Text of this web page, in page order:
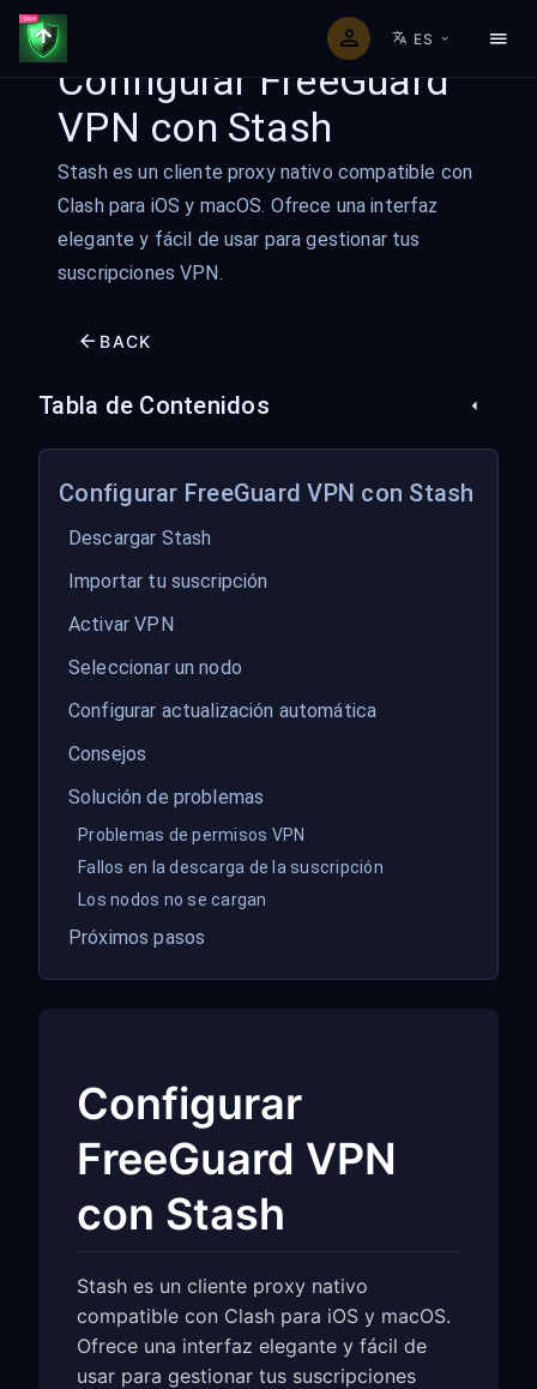
ES
Configurar FreeGuard
VPN con Stash
Stash es un cliente proxy nativo compatible con
Clash para iOS y macOS. Ofrece una interfaz
elegante y fácil de usar para gestionar tus
suscripciones VPN.
BACK
Tabla de Contenidos
Configurar FreeGuard VPN con Stash
Descargar Stash
Importar tu suscripción
Activar VPN
Seleccionar un nodo
Configurar actualización automática
Consejos
Solución de problemas
Problemas de permisos VPN
Fallos en la descarga de la suscripción
Los nodos no se cargan
Próximos pasos
Configurar
FreeGuard VPN
con Stash
Stash es un cliente proxy nativo
compatible con Clash para iOS y macOS.
Ofrece una interfaz elegante y fácil de
usar para gestionar tus suscripciones